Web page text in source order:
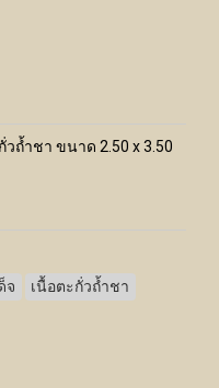
ถ้ำชา ขนาด 2.50 x 3.50
จ เนื้อตะกั่วถ้ำชา